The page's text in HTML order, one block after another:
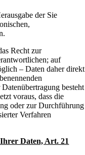
der Sie
Recht zur
auf
– Daten daher direkt
besteht
voraus, dass die
oder zur Durchführung
Verfahren
Daten, Art. 21